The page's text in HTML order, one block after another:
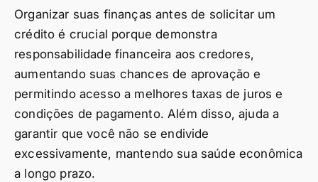
Organizar suas finanças antes de solicitar um
crédito é crucial porque demonstra
responsabilidade financeira aos credores,
aumentando suas chances de aprovação e
permitindo acesso a melhores taxas de juros e
condições de pagamento. Além disso, ajuda a
garantir que você não se endivide
excessivamente, mantendo sua saúde econômica
a longo prazo.